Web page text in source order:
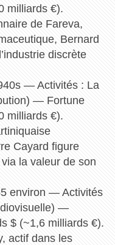
milliards €).
de Fareva,
Bernard
discrète
— Activités : La
— Fortune
milliards €).
Cayard figure
la valeur de son
environ — Activités
—
$ (~1,6 milliards €).
actif dans les